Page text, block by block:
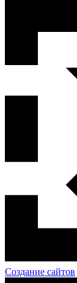
Создание сайтов